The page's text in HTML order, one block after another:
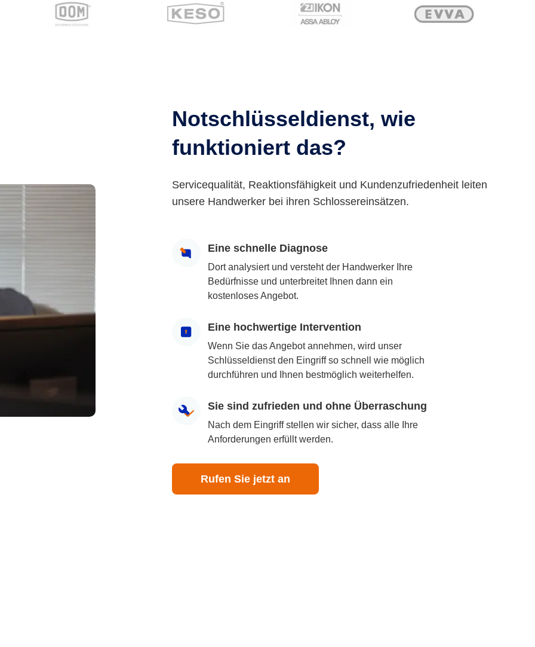
Notschlüsseldienst, wie
funktioniert das?
Servicequalität, Reaktionsfähigkeit und Kundenzufriedenheit leiten
unsere Handwerker bei ihren Schlossereinsätzen.
Eine schnelle Diagnose
Dort analysiert und versteht der Handwerker Ihre
Bedürfnisse und unterbreitet Ihnen dann ein
kostenloses Angebot.
Eine hochwertige Intervention
Wenn Sie das Angebot annehmen, wird unser
Schlüsseldienst den Eingriff so schnell wie möglich
durchführen und Ihnen bestmöglich weiterhelfen.
Sie sind zufrieden und ohne Überraschung
Nach dem Eingriff stellen wir sicher, dass alle Ihre
Anforderungen erfüllt werden.
Rufen Sie jetzt an